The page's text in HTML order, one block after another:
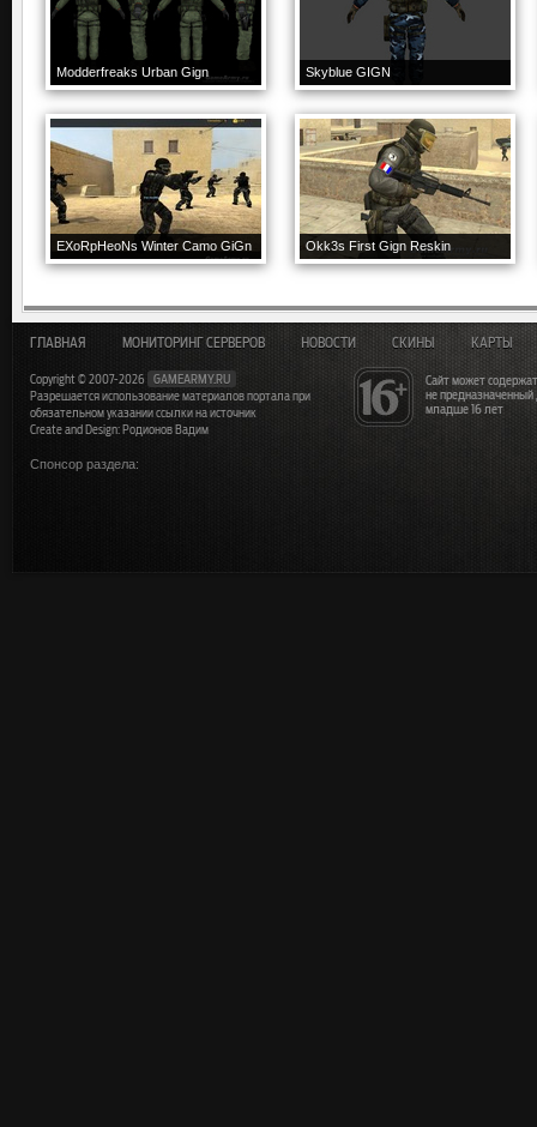
Modderfreaks Urban Gign Skyblue GIGN
EXoRpHeoNs Winter Camo GiGn Okk3s First Gign Reskin
Сайт может
не
младше 16 лет
ГЛАВНАЯ МОНИТОРИНГ СЕРВЕРОВ НОВОСТИ СКИНЫ КАРТЫ
Copyright © 2007-2026
GAMEARMY.RU
Разрешается использование материалов портала при
обязательном указании ссылки на источник
Create and Design: Родионов Вадим
Спонсор раздела: